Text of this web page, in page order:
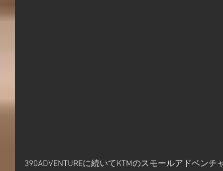
390ADVENTUREに続いてKTMのスモールアドベン